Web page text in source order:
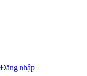
Đăng nhập